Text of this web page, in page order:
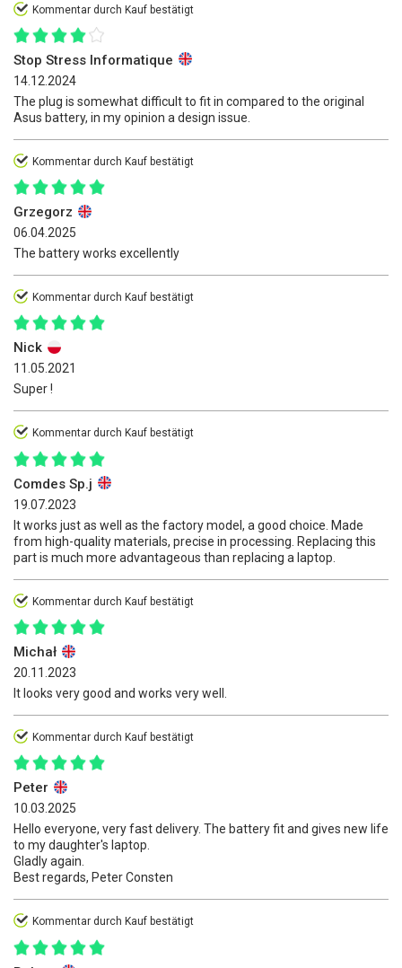
Kommentar durch Kauf bestätigt
Stop Stress Informatique
14.12.2024
The plug is somewhat difficult to fit in compared to the original
Asus battery, in my opinion a design issue.
Kommentar durch Kauf bestätigt
Grzegorz
06.04.2025
The battery works excellently
Kommentar durch Kauf bestätigt
Nick
11.05.2021
Super !
Kommentar durch Kauf bestätigt
Comdes Sp.j
19.07.2023
It works just as well as the factory model, a good choice. Made
from high-quality materials, precise in processing. Replacing this
part is much more advantageous than replacing a laptop.
Kommentar durch Kauf bestätigt
Michał
20.11.2023
It looks very good and works very well.
Kommentar durch Kauf bestätigt
Peter
10.03.2025
Hello everyone, very fast delivery. The battery fit and gives new life
to my daughter's laptop.
Gladly again.
Best regards, Peter Consten
Kommentar durch Kauf bestätigt